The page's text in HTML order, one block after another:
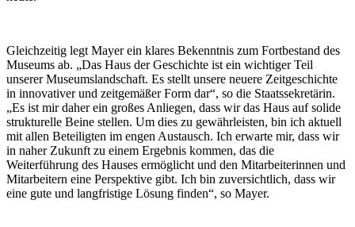
Gleichzeitig legt Mayer ein klares Bekenntnis zum Fortbestand des
Museums ab. „Das Haus der Geschichte ist ein wichtiger Teil
unserer Museumslandschaft. Es stellt unsere neuere Zeitgeschichte
in innovativer und zeitgemäßer Form dar“, so die Staatssekretärin.
„Es ist mir daher ein großes Anliegen, dass wir das Haus auf solide
strukturelle Beine stellen. Um dies zu gewährleisten, bin ich aktuell
mit allen Beteiligten im engen Austausch. Ich erwarte mir, dass wir
in naher Zukunft zu einem Ergebnis kommen, das die
Weiterführung des Hauses ermöglicht und den Mitarbeiterinnen und
Mitarbeitern eine Perspektive gibt. Ich bin zuversichtlich, dass wir
eine gute und langfristige Lösung finden“, so Mayer.